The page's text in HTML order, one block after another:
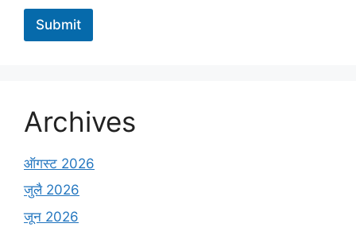
Submit
Archives
ऑगस्ट 2026
जुलै 2026
जून 2026